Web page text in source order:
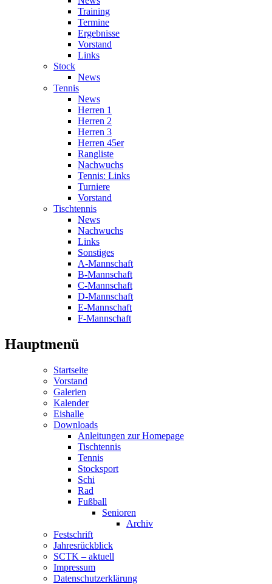
Training
Termine
Ergebnisse
Vorstand
Links
Stock
News
Tennis
News
Herren 1
Herren 2
Herren 3
Herren 45er
Rangliste
Nachwuchs
Tennis: Links
Turniere
Vorstand
Tischtennis
News
Nachwuchs
Links
Sonstiges
A-Mannschaft
B-Mannschaft
C-Mannschaft
D-Mannschaft
E-Mannschaft
F-Mannschaft
Hauptmenü
Startseite
Vorstand
Galerien
Kalender
Eishalle
Downloads
Anleitungen zur Homepage
Tischtennis
Tennis
Stocksport
Schi
Rad
Fußball
Senioren
Archiv
Festschrift
Jahresrückblick
SCTK – aktuell
Impressum
Datenschutzerklärung